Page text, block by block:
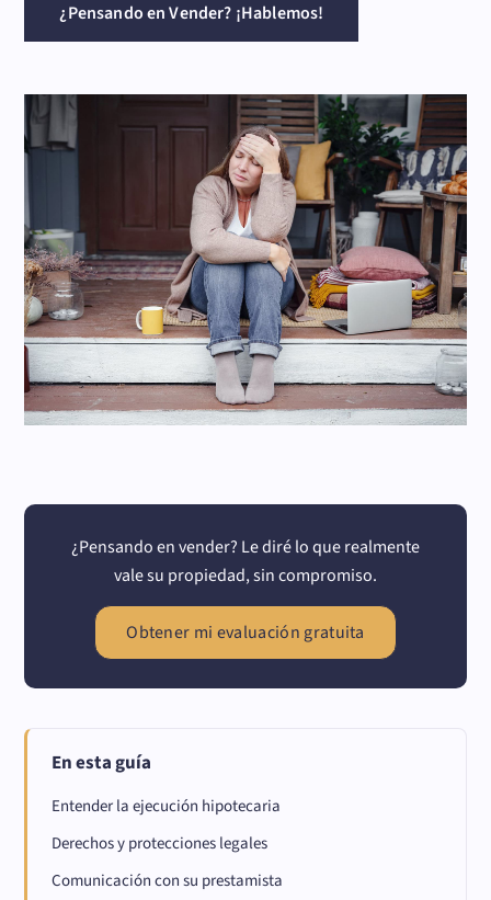
¿Pensando en Vender? ¡Hablemos!
¿Pensando en vender? Le diré lo que realmente
vale su propiedad, sin compromiso.
Obtener mi evaluación gratuita
En esta guía
Entender la ejecución hipotecaria
Derechos y protecciones legales
Comunicación con su prestamista